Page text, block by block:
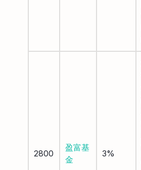
2800
盈富基
金
3%